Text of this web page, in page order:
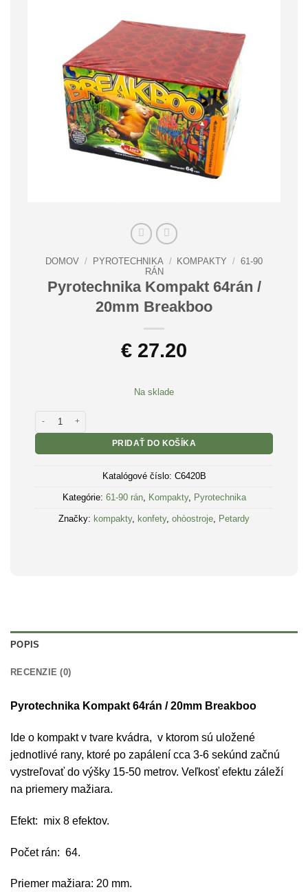
DOMOV / PYROTECHNIKA / KOMPAKTY / 61-90
RÁN
Pyrotechnika Kompakt 64rán /
20mm Breakboo
€ 27.20
Na sklade
množstvo Pyrotechnika Kompakt 64rán / 20mm Breakboo
PRIDAŤ DO KOŠÍKA
Katalógové číslo: C6420B
Kategórie: 61-90 rán, Kompakty, Pyrotechnika
Značky: kompakty, konfety, ohòostroje, Petardy
POPIS
RECENZIE (0)
Pyrotechnika Kompakt 64rán / 20mm Breakboo
Ide o kompakt v tvare kvádra, v ktorom sú uložené
jednotlivé rany, ktoré po zapálení cca 3-6 sekúnd začnú
vystreľovať do výšky 15-50 metrov. Veľkosť efektu záleží
na priemery mažiara.
Efekt: mix 8 efektov.
Počet rán: 64.
Priemer mažiara: 20 mm.